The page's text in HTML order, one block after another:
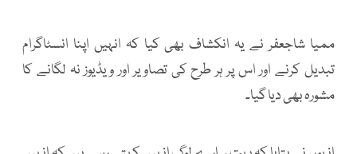
ممیا شاجعفر نے یہ انکشاف بھی کیا کہ انہیں اپنا انسٹاگرام
تبدیل کرنے اور اس پر ہر طرح کی تصاویر اور ویڈیوز نہ لگانے کا
مشورہ بھی دیا گیا۔